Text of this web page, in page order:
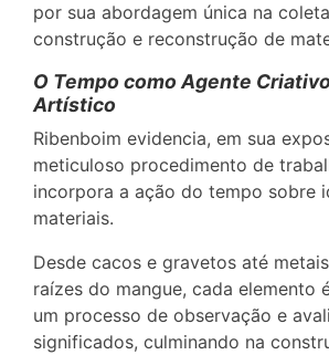
por sua abordagem única na
construção e reconstrução de
O Tempo como Agente
Artístico
Ribenboim evidencia, em sua
meticuloso procedimento de
incorpora a ação do tempo sobre
materiais.
Desde cacos e gravetos até
raízes do mangue, cada elemento
um processo de observação e
significados, culminando na